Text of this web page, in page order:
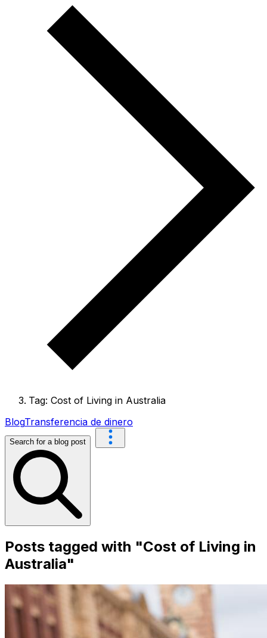
Tag: Cost of Living in Australia
BlogTransferencia de dinero
Search for a blog post
Posts tagged with "Cost of Living in
Australia"